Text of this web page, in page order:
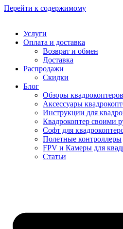
Перейти к содержимому
Услуги
Оплата и доставка
Возврат и обмен
Доставка
Распродажи
Скидки
Блог
Обзоры квадрокоптеров
Аксессуары
Инструкции для
Квадрокоптер своими
Софт для
Полетные контроллеры
FPV и Камеры для
Статьи